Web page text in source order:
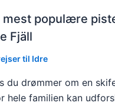
mest populære
Fjäll
til Idre
du drømmer om en
hele familien kan